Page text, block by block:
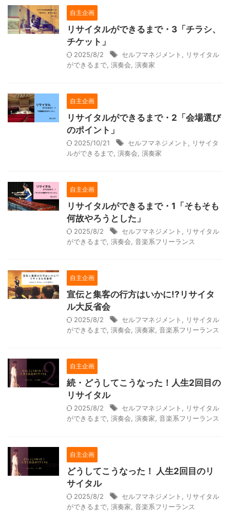
自主企画
リサイタルができるまで・3「チラシ、
チケット」
2025/8/2 セルフマネジメント
リサイタル
ができるまで 演奏会 演奏家
自主企画
リサイタルができるまで・2「会場選び
のポイント」
2025/10/21 セルフマネジメント
リサイタ
ルができるまで 演奏会 演奏家
自主企画
リサイタルができるまで・1「そもそも
何故やろうとした」
2025/8/2 セルフマネジメント
リサイタル
ができるまで 演奏会 音楽系フリーランス
自主企画
宣伝と集客の行方はいかに!?リサイタ
ル大反省会 ​
2025/8/2 セルフマネジメント
リサイタル
ができるまで 演奏会 演奏家 音楽系フリーランス
自主企画
続・どうしてこうなった！人生2回目の
リサイタル
2025/8/2 セルフマネジメント
リサイタル
ができるまで 演奏会 演奏家 音楽系フリーランス
自主企画
どうしてこうなった！ 人生2回目のリ
サイタル
2025/8/2 セルフマネジメント
リサイタル
ができるまで 演奏家 音楽系フリーランス